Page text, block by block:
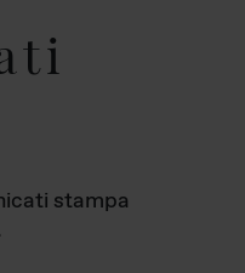
stampa